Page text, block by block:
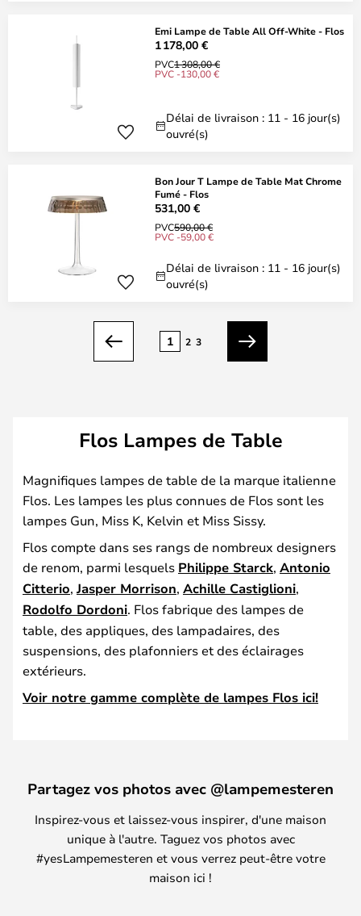
Emi Lampe de Table All Off-White - Flos
1 178,00 €
PVC1 308,00 €
PVC -130,00 €
Délai de livraison : 11 - 16 jour(s)
ouvré(s)
Bon Jour T Lampe de Table Mat Chrome
Fumé - Flos
531,00 €
PVC590,00 €
PVC -59,00 €
Délai de livraison : 11 - 16 jour(s)
ouvré(s)
Précédent
1 2 3
Suivant
Flos Lampes de Table
Magnifiques lampes de table de la marque italienne
Flos. Les lampes les plus connues de Flos sont les
lampes Gun, Miss K, Kelvin et Miss Sissy.
Flos compte dans ses rangs de nombreux designers
de renom, parmi lesquels Philippe Starck, Antonio
Citterio, Jasper Morrison, Achille Castiglioni,
Rodolfo Dordoni. Flos fabrique des lampes de
table, des appliques, des lampadaires, des
suspensions, des plafonniers et des éclairages
extérieurs.
Voir notre gamme complète de lampes Flos ici!
Partagez vos photos avec @lampemesteren
Inspirez-vous et laissez-vous inspirer, d'une maison
unique à l'autre. Taguez vos photos avec
#yesLampemesteren et vous verrez peut-être votre
maison ici !